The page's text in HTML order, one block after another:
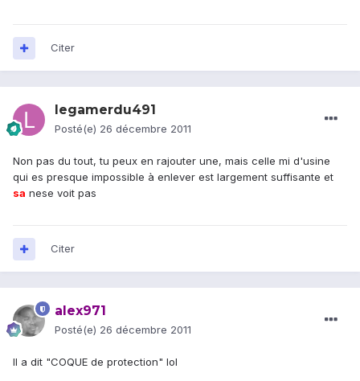
Citer
legamerdu491
Posté(e) 26 décembre 2011
Non pas du tout, tu peux en rajouter une, mais celle mi d'usine
qui es presque impossible à enlever est largement suffisante et
sa nese voit pas
Citer
alex971
Posté(e) 26 décembre 2011
Il a dit "COQUE de protection" lol